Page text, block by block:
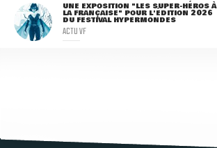
UNE EXPOSITION "LES SUPER-HÉROS À
LA FRANÇAISE" POUR L'ÉDITION 2026
DU FESTIVAL HYPERMONDES
ACTU VF